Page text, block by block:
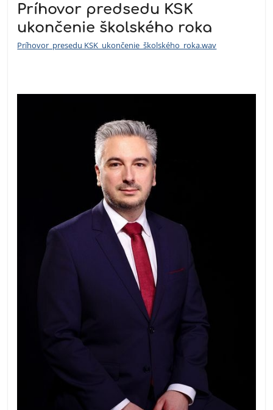
Príhovor predsedu KSK
ukončenie školského roka
Príhovor_presedu KSK_ukončenie_školského_roka.wav